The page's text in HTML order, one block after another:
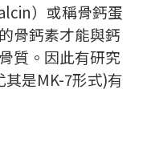
）或稱骨鈣蛋
骨鈣素才能與鈣
質。因此有研究
其是MK-7形式)有